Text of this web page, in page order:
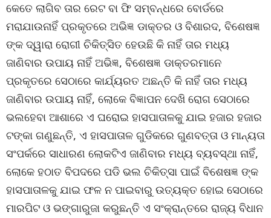
କେତେ ଲାଗିବ ତାର ରେଟ ବା ଫି ସମ୍ବନ୍ଧରେ ବୋର୍ଡରେ
ମରାଯାଉନାହିଁ ପ୍ରକୃତରେ ଅଭିଜ୍ଞ ଡାକ୍ତର ଓ ବିଶାରଦ, ବିଶେଷଜ୍ଞ
ଙ୍କ ଦ୍ୱାରା ରୋଗୀ ଚିକିତ୍ସିତ ହେଉଛି କି ନାହିଁ ତାର ମଧ୍ୟ
ଜାଣିବାର ଉପାୟ ନାହିଁ ଅଭିଜ୍ଞ, ବିଶେଷଜ୍ଞ ଡାକ୍ତରମାନେ
ପ୍ରକୃତରେ ସେଠାରେ କାର୍ଯ୍ୟରତ ଅଛନ୍ତି କି ନାହିଁ ତାର ମଧ୍ୟ
ଜାଣିବାର ଉପାୟ ନାହିଁ, ଲୋକେ ବିଜ୍ଞାପନ ଦେଖି ରୋଗ ସେଠାରେ
ଭଲହେବା ଆଶାରେ ଏ ଘରୋଇ ହାସପାତାଳକୁ ଯାଇ ହଜାର ହଜାର
ଟଙ୍କା ଗଣୁଛନ୍ତି, ଏ ହାସପାତାଳ ଗୁଡିକରେ ଗୁଣବତ୍ତା ଓ ମାନ୍ୟତା
ସଂପର୍କରେ ସାଧାରଣ ଲୋକଟିଏ ଜାଣିବାର ମଧ୍ୟ ବ୍ୟବସ୍ଥା ନାହିଁ,
ଲୋକେ ହଠାତ ବିପଦରେ ପଡି ଭଲ ଚିକିତ୍ସା ପାଇଁ ବିଶେଷଜ୍ଞ ଙ୍କ
ହାସପାତାଳକୁ ଯାଇ ଫଳ ନ ପାଇବାରୁ ଉତ୍ୟକ୍ତ ହୋଇ ସେଠାରେ
ମାରପିଟ ଓ ଭଙ୍ଗାରୁଜା କରୁଛନ୍ତି ଏ ସଂକ୍ରାନ୍ତରେ ରାଜ୍ୟ ବିଧାନ